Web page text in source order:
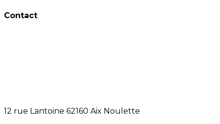
Contact
12 rue Lantoine 62160 Aix Noulette